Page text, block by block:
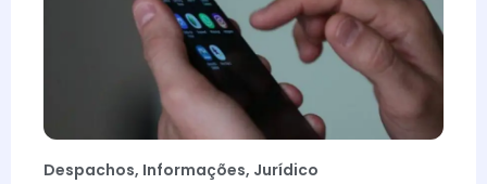
Despachos, Informações, Jurídico